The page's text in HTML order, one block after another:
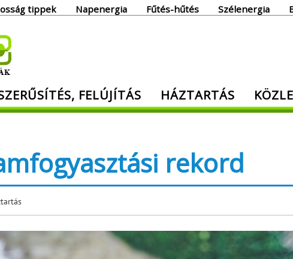
tippek Napenergia Fűtés-hűtés Szélenergia
Minden, ami energia!
FELÚJÍTÁS HÁZTARTÁS
rekord